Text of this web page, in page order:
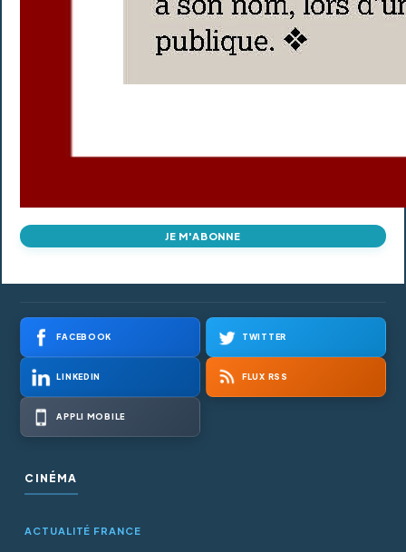
JE M'ABONNE
FACEBOOK TWITTER
LINKEDIN FLUX RSS
APPLI MOBILE
CINÉMA
ACTUALITÉ FRANCE